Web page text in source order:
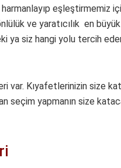
eşleştirmemiz
ve yaratıcılık en
ya siz hangi yolu tercih
var. Kıyafetlerinizin size
seçim yapmanın size